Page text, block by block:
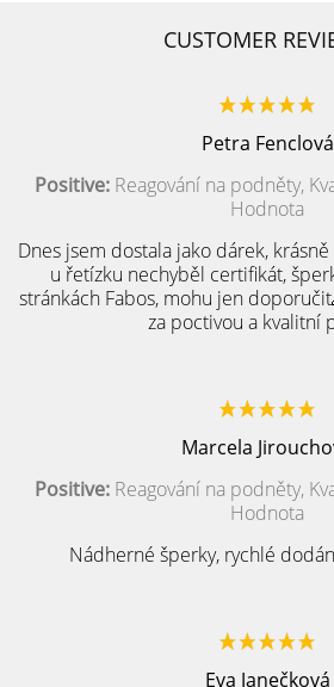
CUSTOMER
Petra Fenclová
Positive: Reagování na podněty,
Hodnota
Dnes jsem dostala jako dárek,
u řetízku nechyběl certifikát,
stránkách Fabos, mohu jen
za poctivou a kvalitní
Marcela
Positive: Reagování na podněty,
Hodnota
Nádherné šperky, rychlé
Eva Janečková